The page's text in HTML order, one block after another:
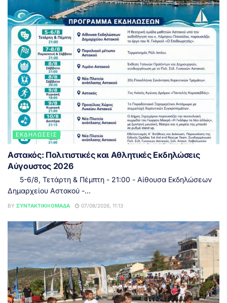
ΕΚΔΗΛΏΣΕΙΣ
Αστακός: Πολιτιστικές και Αθλητικές Εκδηλώσεις
Αύγουστος 2026
5-6/8, Τετάρτη & Πέμπτη - 21:00 - Αίθουσα Εκδηλώσεων
Δημαρχείου Αστακού -...
BY ΣΥΝΤΑΚΤΙΚΉ ΟΜΆΔΑ 07/08/2026, 11:13